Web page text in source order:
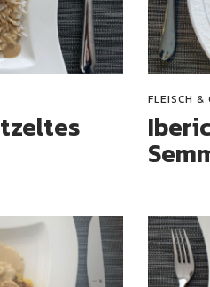
FLEISCH &